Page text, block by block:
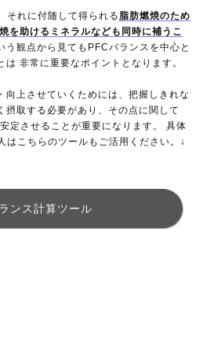
それに付随して得られる 脂肪燃焼のため
を助けるミネラルなども同時に補うこ
う観点から見てもPFCバランスを中心と
は 非常に重要なポイントとなります。
向上させていくためには、把握しきれな
摂取する必要があり、その点に関して
定させることが重要になります。 具体
はこちらのツールもご活用ください。↓
ンス計算ツール